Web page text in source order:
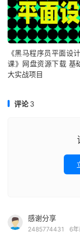
《黑马程序员平面设
课》网盘资源下载 基
大实战项目
评论3
感谢分享
2485774431 6